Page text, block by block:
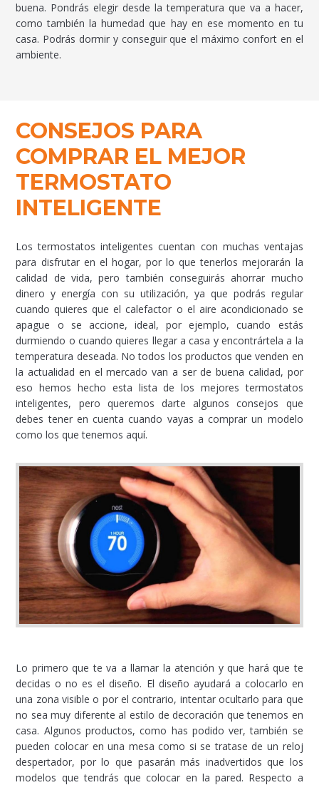
buena. Pondrás elegir desde la temperatura que va a hacer,
como también la humedad que hay en ese momento en tu
casa. Podrás dormir y conseguir que el máximo confort en el
ambiente.
CONSEJOS PARA
COMPRAR EL MEJOR
TERMOSTATO
INTELIGENTE
Los termostatos inteligentes cuentan con muchas ventajas
para disfrutar en el hogar, por lo que tenerlos mejorarán la
calidad de vida, pero también conseguirás ahorrar mucho
dinero y energía con su utilización, ya que podrás regular
cuando quieres que el calefactor o el aire acondicionado se
apague o se accione, ideal, por ejemplo, cuando estás
durmiendo o cuando quieres llegar a casa y encontrártela a la
temperatura deseada. No todos los productos que venden en
la actualidad en el mercado van a ser de buena calidad, por
eso hemos hecho esta lista de los mejores termostatos
inteligentes, pero queremos darte algunos consejos que
debes tener en cuenta cuando vayas a comprar un modelo
como los que tenemos aquí.
Lo primero que te va a llamar la atención y que hará que te
decidas o no es el diseño. El diseño ayudará a colocarlo en
una zona visible o por el contrario, intentar ocultarlo para que
no sea muy diferente al estilo de decoración que tenemos en
casa. Algunos productos, como has podido ver, también se
pueden colocar en una mesa como si se tratase de un reloj
despertador, por lo que pasarán más inadvertidos que los
modelos que tendrás que colocar en la pared. Respecto a